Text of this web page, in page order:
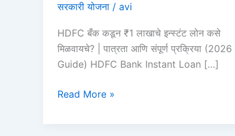
सरकारी योजना / avi
HDFC बँक कडून ₹1 लाखाचे इन्स्टंट लोन कसे
मिळवायचे? | पात्रता आणि संपूर्ण प्रक्रिया (2026
Guide) HDFC Bank Instant Loan […]
HDFC
Read More »